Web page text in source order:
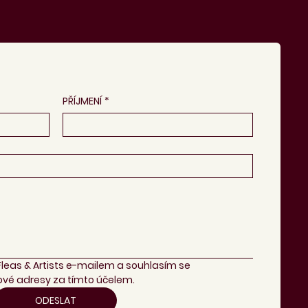
PŘÍJMENÍ *
& Artists e-mailem a souhlasím se
adresy za tímto účelem.
ODESLAT